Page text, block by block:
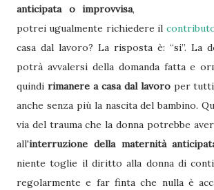
anticipata o improvvisa,
potrei ugualmente richiedere il
casa dal lavoro? La risposta è: “si”. La
potrà avvalersi della domanda fatta e
quindi rimanere a casa dal lavoroper tutti
anche senza più la nascita del bambino.
via del trauma che la donna potrebbe
all'interruzione della maternità
niente toglie il diritto alla donna di
regolarmente e far finta che nulla è